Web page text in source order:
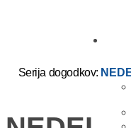
Serija dogodkov: